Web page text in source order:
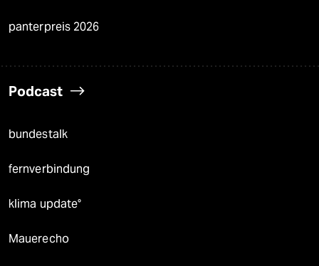
panterpreis 2026
Podcast
bundestalk
fernverbindung
klima update°
Mauerecho